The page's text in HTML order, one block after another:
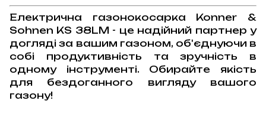
Електрична газонокосарка Konner &
Sohnen KS 38LM - це надійний партнер у
догляді за вашим газоном, об'єднуючи в
собі продуктивність та зручність в
одному інструменті. Обирайте якість
для бездоганного вигляду вашого
газону!